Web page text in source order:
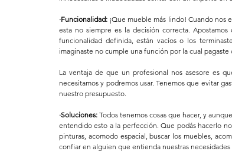
·Funcionalidad: ¡Que mueble más lindo! Cuando nos
esta no siempre es la decisión correcta.
funcionalidad definida, están vacíos o los
imaginaste no cumple una función por la cual pagaste
La ventaja de que un profesional nos asesore es
necesitamos y podremos usar. Tenemos que evitar
nuestro presupuesto.
·Soluciones: Todos tenemos cosas que hacer, y
entendido esto a la perfección. Que podás hacerlo
pinturas, acomodo espacial, buscar los muebles,
confiar en alguien que entienda nuestras